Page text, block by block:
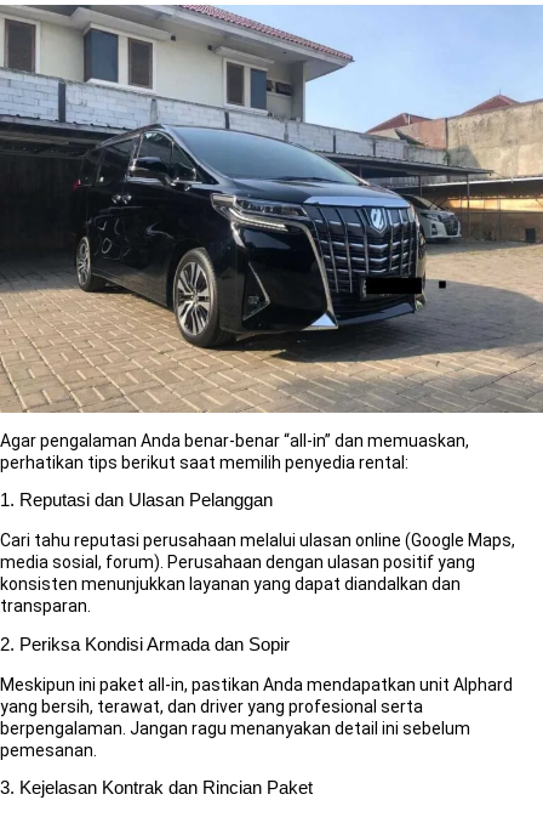
Agar pengalaman Anda benar-benar “all-in” dan memuaskan,
perhatikan tips berikut saat memilih penyedia rental:
1. Reputasi dan Ulasan Pelanggan
Cari tahu reputasi perusahaan melalui ulasan online (Google Maps,
media sosial, forum). Perusahaan dengan ulasan positif yang
konsisten menunjukkan layanan yang dapat diandalkan dan
transparan.
2. Periksa Kondisi Armada dan Sopir
Meskipun ini paket all-in, pastikan Anda mendapatkan unit Alphard
yang bersih, terawat, dan driver yang profesional serta
berpengalaman. Jangan ragu menanyakan detail ini sebelum
pemesanan.
3. Kejelasan Kontrak dan Rincian Paket